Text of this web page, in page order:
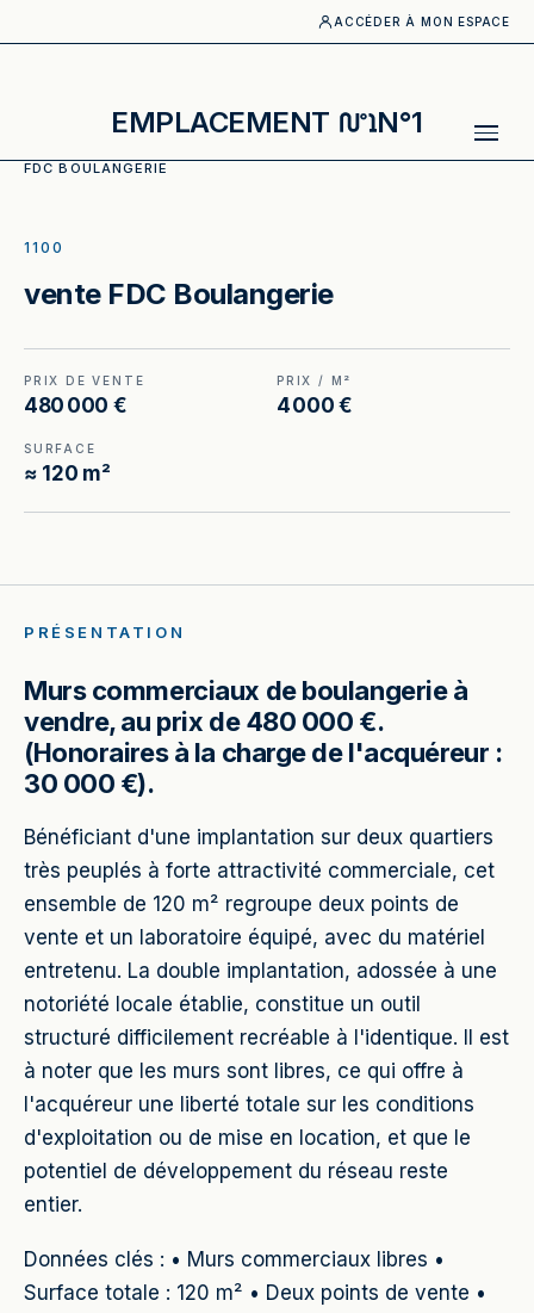
ACCÉDER À MON ESPACE
EMPLACEMENT N°1
FDC BOULANGERIE
1100
vente FDC Boulangerie
PRIX DE VENTE
480 000 €
PRIX / M²
4 000 €
SURFACE
≈ 120 m²
PRÉSENTATION
Murs commerciaux de boulangerie à
vendre, au prix de 480 000 €.
(Honoraires à la charge de l'acquéreur :
30 000 €).
Bénéficiant d'une implantation sur deux quartiers
très peuplés à forte attractivité commerciale, cet
ensemble de 120 m² regroupe deux points de
vente et un laboratoire équipé, avec du matériel
entretenu. La double implantation, adossée à une
notoriété locale établie, constitue un outil
structuré difficilement recréable à l'identique. Il est
à noter que les murs sont libres, ce qui offre à
l'acquéreur une liberté totale sur les conditions
d'exploitation ou de mise en location, et que le
potentiel de développement du réseau reste
entier.
Données clés : • Murs commerciaux libres •
Surface totale : 120 m² • Deux points de vente •